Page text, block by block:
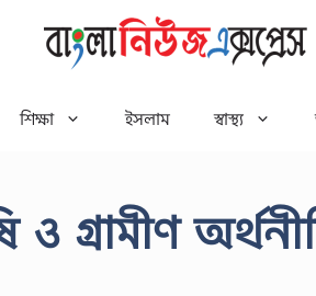
শিক্ষা ইসলাম স্বাস্থ্য
গ্রামীণ